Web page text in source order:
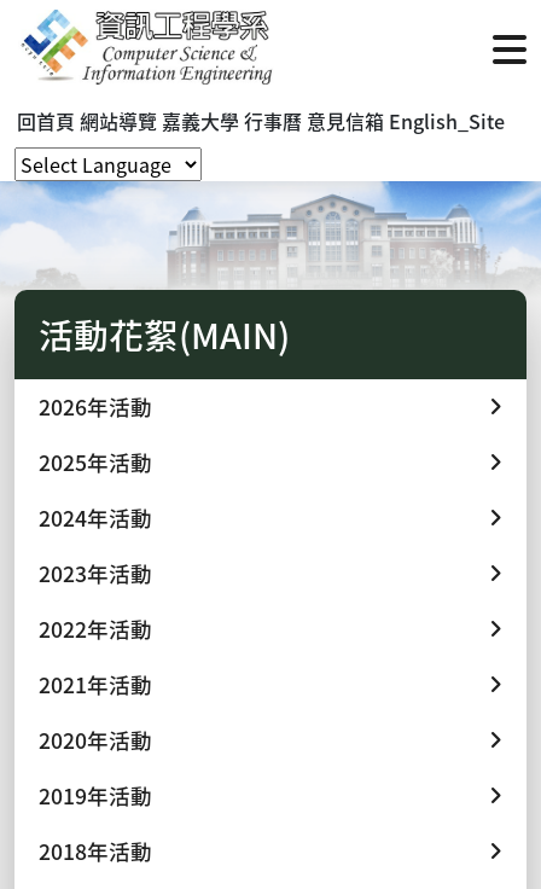
回首頁 網站導覽 嘉義大學行事曆 意見信箱 English_Site
活動花絮(MAIN)
2026年活動
2025年活動
2024年活動
2023年活動
2022年活動
2021年活動
2020年活動
2019年活動
2018年活動